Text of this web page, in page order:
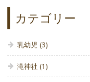
カテゴリー
乳幼児 (3)
滝神社 (1)